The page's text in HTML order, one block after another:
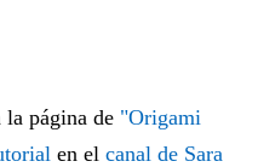
la página de "Origami
en el canal de Sara